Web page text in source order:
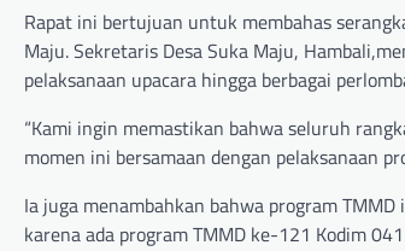
Rapat ini bertujuan untuk membahas
Maju. Sekretaris Desa Suka Maju,
pelaksanaan upacara hingga berbagai
“Kami ingin memastikan bahwa seluruh
momen ini bersamaan dengan pelaksanaan
Ia juga menambahkan bahwa program
karena ada program TMMD ke-121 Kodim